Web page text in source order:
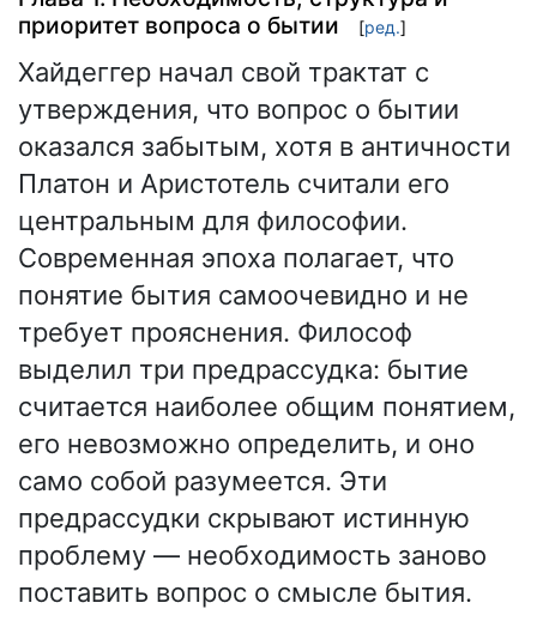
приоритет вопроса о бытии
[ред.]
Хайдеггер начал свой трактат с
утверждения, что вопрос о бытии
оказался забытым, хотя в античности
Платон и Аристотель считали его
центральным для философии.
Современная эпоха полагает, что
понятие бытия самоочевидно и не
требует прояснения. Философ
выделил три предрассудка: бытие
считается наиболее общим понятием,
его невозможно определить, и оно
само собой разумеется. Эти
предрассудки скрывают истинную
проблему — необходимость заново
поставить вопрос о смысле бытия.